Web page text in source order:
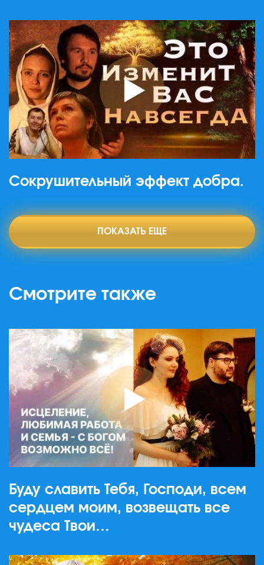
Сокрушительный эффект добра.
ПОКАЗАТЬ ЕЩЕ
Смотрите также
Буду славить Тебя, Господи, всем
сердцем моим, возвещать все
чудеса Твои…